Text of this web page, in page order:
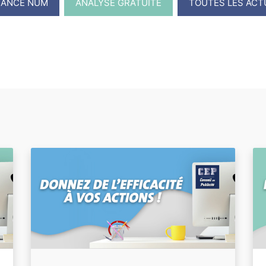
NUM ANALYSE GRATUITE TOUTES LES